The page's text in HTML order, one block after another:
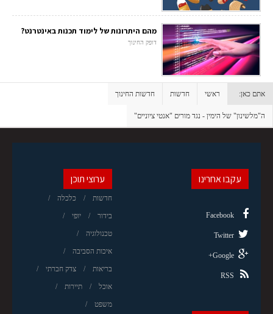
מהם היתרונות של לימוד תכנות באינטרנט?
דופק החינוך
אתם כאן: ראשי חדשות חדשות החינוך
ה"מלשינון" של הימין - נגד מורים "אנטי ציוניים"
ערוצי תוכן
חדשות כלכלה
בידור יופי
טכנולוגיה
איכות הסביבה
בריאות צדק חברתי
אוכל תיירות
משפט
עקבו אחרינו
Facebook
Twitter
Google+
RSS